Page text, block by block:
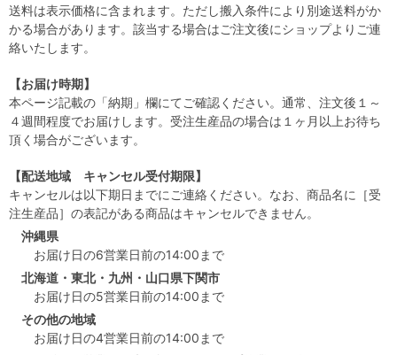
送料は表示価格に含まれます。ただし搬入条件により別途送料がか
かる場合があります。該当する場合はご注文後にショップよりご連
絡いたします。
【お届け時期】
本ページ記載の「納期」欄にてご確認ください。通常、注文後１～
４週間程度でお届けします。受注生産品の場合は１ヶ月以上お待ち
頂く場合がございます。
【配送地域 キャンセル受付期限】
キャンセルは以下期日までにご連絡ください。なお、商品名に［受
注生産品］の表記がある商品はキャンセルできません。
沖縄県
お届け日の6営業日前の14:00まで
北海道・東北・九州・山口県下関市
お届け日の5営業日前の14:00まで
その他の地域
お届け日の4営業日前の14:00まで